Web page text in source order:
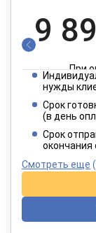
9
При
4
При
нужды
Срок
(в день
Срок
окончания
Смотреть еще